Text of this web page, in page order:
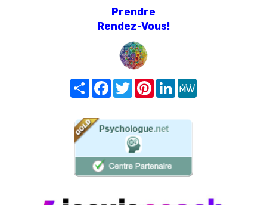
Prendre
Rendez-Vous!
Share FacebookTwitterPinterest
LinkedIn